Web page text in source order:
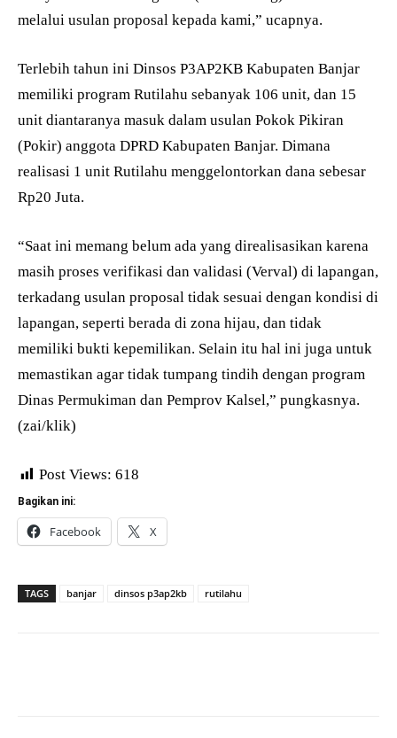
melalui usulan proposal kepada kami,” ucapnya.
Terlebih tahun ini Dinsos P3AP2KB Kabupaten Banjar
memiliki program Rutilahu sebanyak 106 unit, dan 15
unit diantaranya masuk dalam usulan Pokok Pikiran
(Pokir) anggota DPRD Kabupaten Banjar. Dimana
realisasi 1 unit Rutilahu menggelontorkan dana sebesar
Rp20 Juta.
“Saat ini memang belum ada yang direalisasikan karena
masih proses verifikasi dan validasi (Verval) di lapangan,
terkadang usulan proposal tidak sesuai dengan kondisi di
lapangan, seperti berada di zona hijau, dan tidak
memiliki bukti kepemilikan. Selain itu hal ini juga untuk
memastikan agar tidak tumpang tindih dengan program
Dinas Permukiman dan Pemprov Kalsel,” pungkasnya.
(zai/klik)
Post Views: 618
Bagikan ini:
Facebook X
TAGS banjar dinsos p3ap2kb rutilahu